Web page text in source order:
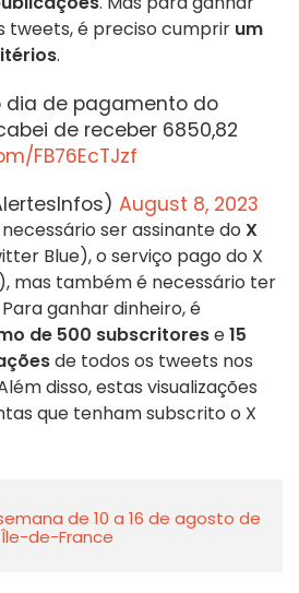
tweets, é preciso cumprir um
.
dia de pagamento do
de receber 6850,82
FB76EcTJzf
August 8, 2023
ser assinante do X
Blue), o serviço pago do X
mas também é necessário ter
ganhar dinheiro, é
de 500 subscritorese15
de todos os tweets nos
disso, estas visualizações
que tenham subscrito o X
de 10 a 16 de agosto de
de-France